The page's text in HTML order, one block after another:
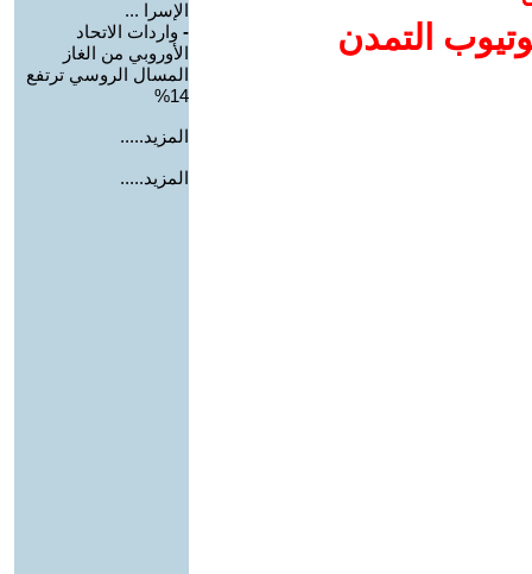
التمدن
الإسرا ...
- واردات الاتحاد
الأوروبي من الغاز
المسال الروسي ترتفع
14%
المزيد.....
المزيد.....